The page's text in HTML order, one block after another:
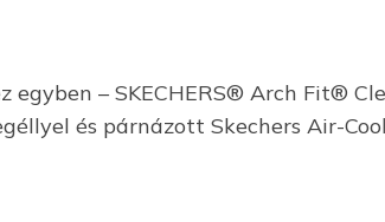
– SKECHERS® Arch Fit®
és párnázott Skechers Air-